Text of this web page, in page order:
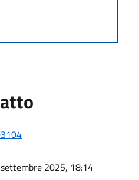
2025, 18:14